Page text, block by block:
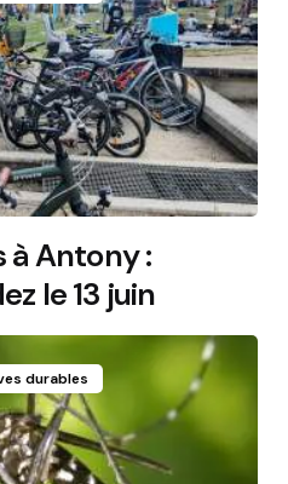
à Antony :
le 13 juin
durables